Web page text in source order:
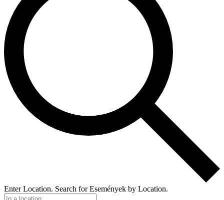
Enter Location. Search for Események by Location.